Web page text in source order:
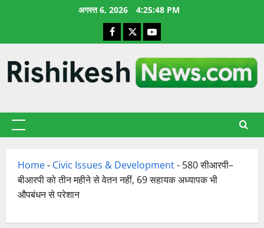
अगस्त 6, 2026 4:25:49 PM
Facebook
X YouTube
प्राथमिक
Home- Civic Issues & Development- 580 सीआरपी–
बीआरपी को तीन महीने से वेतन नहीं, 69 सहायक अध्यापक भी
औपबंधन से परेशान